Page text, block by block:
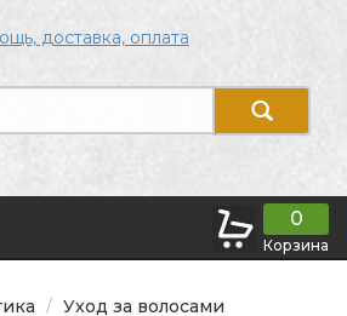
доставка, оплата
0
Корзина
Уход за волосами